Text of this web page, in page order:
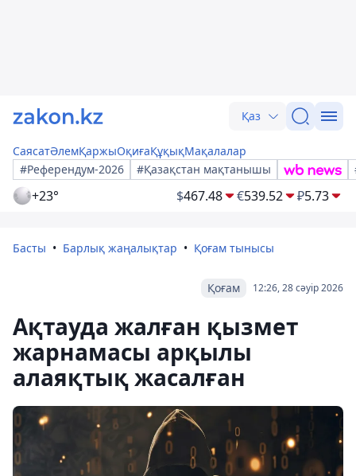
Қаз
СаясатӘлемҚаржыОқиғаҚұқықМақалалар
#Референдум-2026
#Қазақстан мақтанышы
+23° $467.48 €539.52 ₽5.73
Басты Барлық жаңалықтар Қоғам тынысы
12:26, 28 сәуір 2026
Қоғам
Ақтауда жалған қызмет
жарнамасы арқылы
алаяқтық жасалған